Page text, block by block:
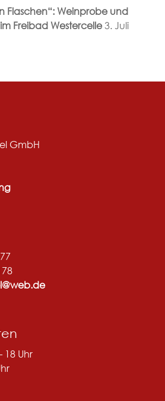
Flaschen“: Weinprobe und
Freibad Westercelle 3. Juli
GmbH
18 Uhr